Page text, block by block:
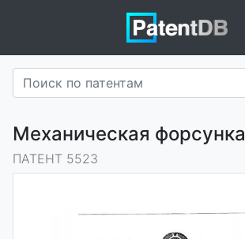
Механическая форсунка
ПАТЕНТ 5523